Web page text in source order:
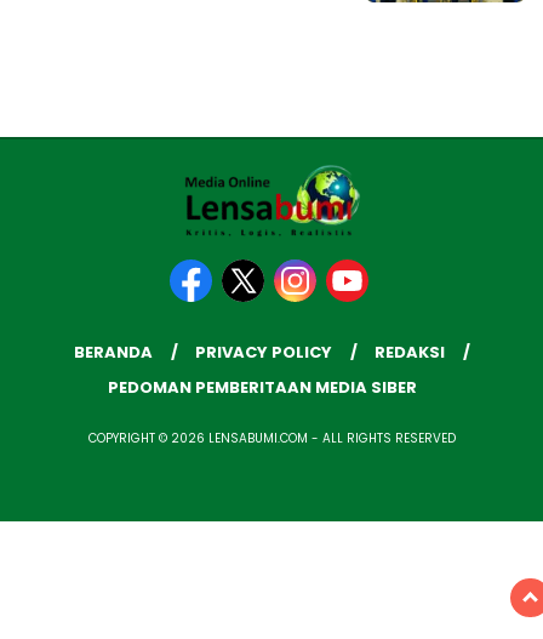
BERANDA PRIVACY POLICY
REDAKSI
PEDOMAN PEMBERITAAN MEDIA SIBER
COPYRIGHT © 2026 LENSABUMI.COM - ALL RIGHTS RESERVED